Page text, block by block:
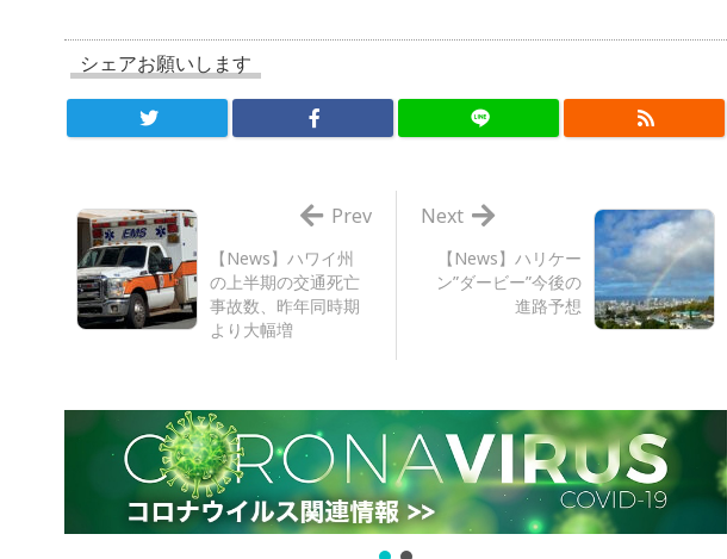
シェアお願いします
【News】ハリケー
ン”ダービー”今後の
進路予想
Next
【News】ハワイ州
の上半期の交通死亡
事故数、昨年同時期
より大幅増
Prev